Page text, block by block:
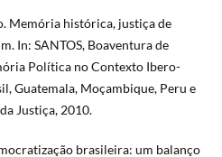
Memória histórica, justiça de
In: SANTOS, Boaventura de
Política no Contexto Ibero-
Guatemala, Moçambique, Peru e
Justiça, 2010.
brasileira: um balanço